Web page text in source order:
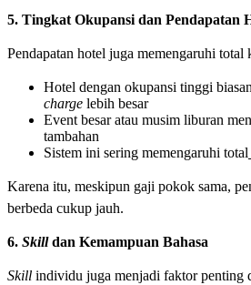
5. Tingkat Okupansi dan Pendapatan
Pendapatan hotel juga memengaruhi total
Hotel dengan okupansi tinggi
charge lebih besar
Event besar atau musim liburan
tambahan
Sistem ini sering memengaruhi total
Karena itu, meskipun gaji pokok sama,
berbeda cukup jauh.
6. Skilldan Kemampuan Bahasa
Skill individu juga menjadi faktor penting